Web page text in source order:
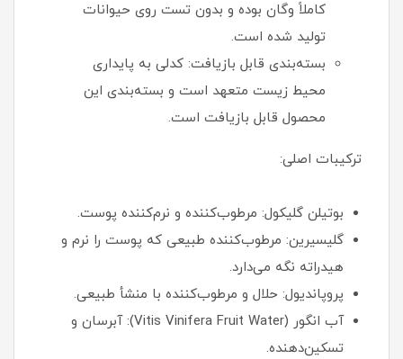
کاملاً وگان بوده و بدون تست روی حیوانات
تولید شده است.
بسته‌بندی قابل بازیافت: کدلی به پایداری
محیط زیست متعهد است و بسته‌بندی این
محصول قابل بازیافت است.
ترکیبات اصلی:
بوتیلن گلیکول: مرطوب‌کننده و نرم‌کننده پوست.
گلیسیرین: مرطوب‌کننده طبیعی که پوست را نرم و
هیدراته نگه می‌دارد.
پروپاندیول: حلال و مرطوب‌کننده با منشأ طبیعی.
آب انگور (Vitis Vinifera Fruit Water): آبرسان و
تسکین‌دهنده.